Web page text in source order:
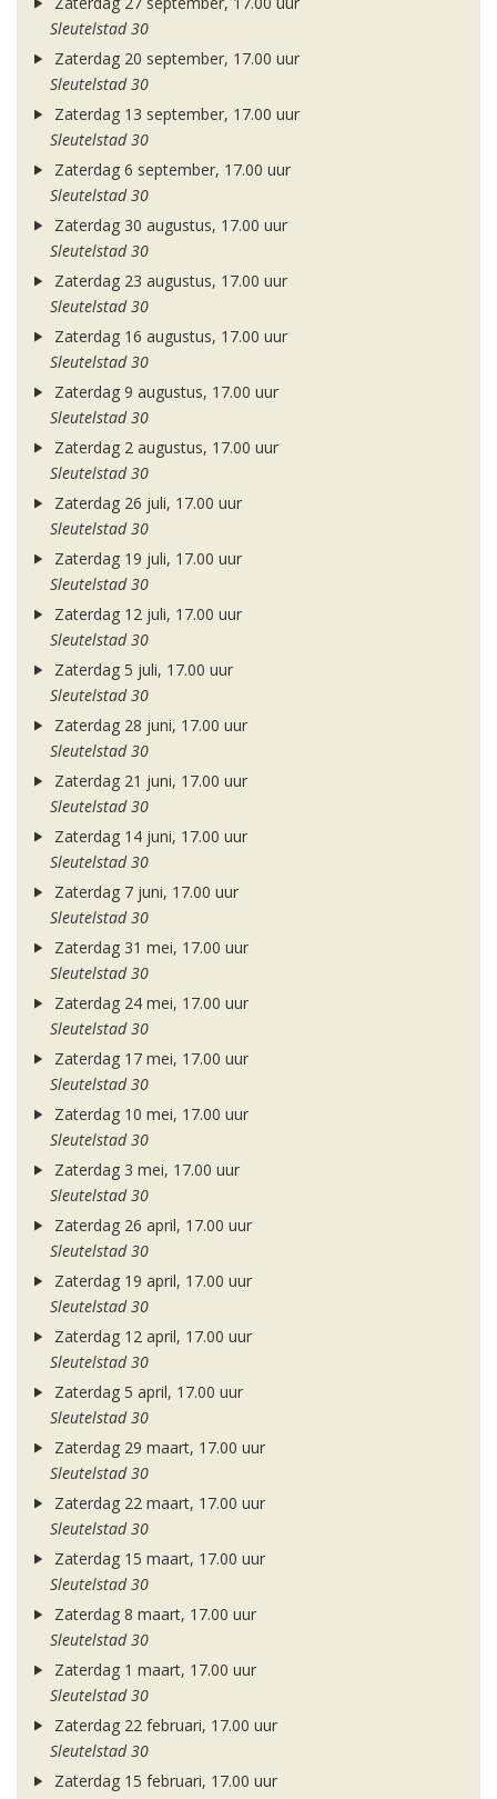
Sleutelstad 30
Zaterdag 20 september, 17.00 uur
Sleutelstad 30
Zaterdag 13 september, 17.00 uur
Sleutelstad 30
Zaterdag 6 september, 17.00 uur
Sleutelstad 30
Zaterdag 30 augustus, 17.00 uur
Sleutelstad 30
Zaterdag 23 augustus, 17.00 uur
Sleutelstad 30
Zaterdag 16 augustus, 17.00 uur
Sleutelstad 30
Zaterdag 9 augustus, 17.00 uur
Sleutelstad 30
Zaterdag 2 augustus, 17.00 uur
Sleutelstad 30
Zaterdag 26 juli, 17.00 uur
Sleutelstad 30
Zaterdag 19 juli, 17.00 uur
Sleutelstad 30
Zaterdag 12 juli, 17.00 uur
Sleutelstad 30
Zaterdag 5 juli, 17.00 uur
Sleutelstad 30
Zaterdag 28 juni, 17.00 uur
Sleutelstad 30
Zaterdag 21 juni, 17.00 uur
Sleutelstad 30
Zaterdag 14 juni, 17.00 uur
Sleutelstad 30
Zaterdag 7 juni, 17.00 uur
Sleutelstad 30
Zaterdag 31 mei, 17.00 uur
Sleutelstad 30
Zaterdag 24 mei, 17.00 uur
Sleutelstad 30
Zaterdag 17 mei, 17.00 uur
Sleutelstad 30
Zaterdag 10 mei, 17.00 uur
Sleutelstad 30
Zaterdag 3 mei, 17.00 uur
Sleutelstad 30
Zaterdag 26 april, 17.00 uur
Sleutelstad 30
Zaterdag 19 april, 17.00 uur
Sleutelstad 30
Zaterdag 12 april, 17.00 uur
Sleutelstad 30
Zaterdag 5 april, 17.00 uur
Sleutelstad 30
Zaterdag 29 maart, 17.00 uur
Sleutelstad 30
Zaterdag 22 maart, 17.00 uur
Sleutelstad 30
Zaterdag 15 maart, 17.00 uur
Sleutelstad 30
Zaterdag 8 maart, 17.00 uur
Sleutelstad 30
Zaterdag 1 maart, 17.00 uur
Sleutelstad 30
Zaterdag 22 februari, 17.00 uur
Sleutelstad 30
Zaterdag 15 februari, 17.00 uur